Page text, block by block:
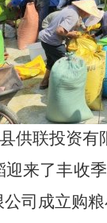
供联投资有
来了丰收
司成立购